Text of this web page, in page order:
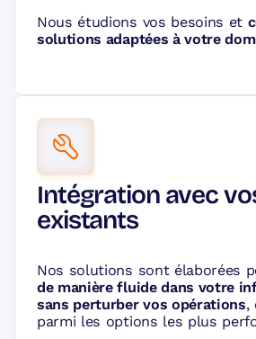
Nous étudions vos besoins et
solutions adaptées à votre
Intégration avec
existants
Nos solutions sont élaborées
de manière fluide dans votre
sans perturber vos opérations,
parmi les options les plus